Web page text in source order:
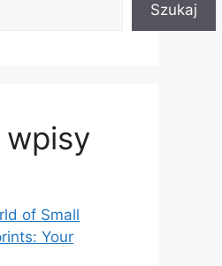
Szukaj
of Small
Your